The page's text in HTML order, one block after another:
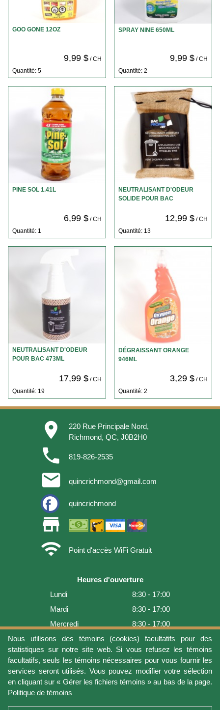
Nous utilisons des témoins (cookies) facultatifs pour des
statistiques sur notre site web. Si vous refusez les témoins
facultatifs, seuls les témoins nécessaires pour vous fournir les
services seront utilisés. Vous pouvez modifier votre sélection
en cliquant sur « Gérer les fichiers témoins » au bas de la page.
Politique de témoins
GOO GONE 12OZ
9,99 $/ CH
Quantité: 5
SPRAY NINE 650ML
9,99 $/ CH
Quantité: 2
PINE SOL 1.41L
6,99 $/ CH
Quantité: 1
NEUTRALISANT D'ODEUR
SOLIDE POUR BAC
12,99 $/ CH
Quantité: 13
NEUTRALISANT D'ODEUR
POUR BAC 473ML
17,99 $/ CH
Quantité: 19
DÉGRAISSANT ORANGE
946ML
3,29 $/ CH
Quantité: 2
place
220 Rue Principale Nord,
Richmond, QC, J0B2H0
phone 819-826-2535
email quincrichmond@gmail.com
quincrichmond
store
wifi
Point d'accès WiFi Gratuit
Heures d'ouverture
Lundi
8:30 - 17:00
Mardi
8:30 - 17:00
Mercredi
8:30 - 17:00
Jeudi
8:30 - 17:00
Vendredi
8:30 - 17:00
Samedi
9:00 - 16:00
Dimanche
Fermé